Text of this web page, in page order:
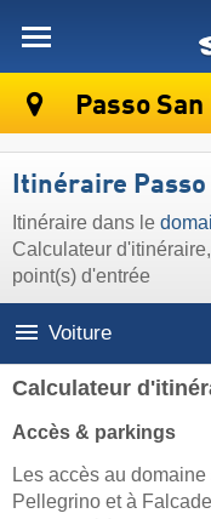
Passo
Itinéraire
Itinéraire dans le
Calculateur
point(s) d'entrée
Voiture
Calculateur
Accès & parkings
Les accès au
Pellegrino et à